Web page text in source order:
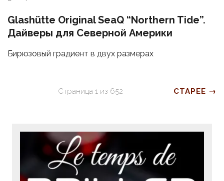
Glashütte Original SeaQ “Northern Tide”.
Дайверы для Северной Америки
Бирюзовый градиент в двух размерах
Страница 1 из 652 СТАРЕЕ →